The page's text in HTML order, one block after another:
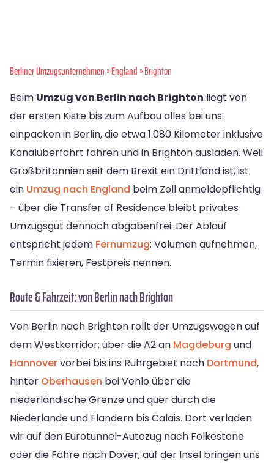
Berliner Umzugsunternehmen»England» Brighton
Beim Umzug von Berlin nach Brighton liegt von
der ersten Kiste bis zum Aufbau alles bei uns:
einpacken in Berlin, die etwa 1.080 Kilometer inklusive
Kanalüberfahrt fahren und in Brighton ausladen. Weil
Großbritannien seit dem Brexit ein Drittland ist, ist
ein Umzug nach England beim Zoll anmeldepflichtig
– über die Transfer of Residence bleibt privates
Umzugsgut dennoch abgabenfrei. Der Ablauf
entspricht jedem Fernumzug: Volumen aufnehmen,
Termin fixieren, Festpreis nennen.
Route & Fahrzeit: von Berlin nach Brighton
Von Berlin nach Brighton rollt der Umzugswagen auf
dem Westkorridor: über die A2 an Magdeburg und
Hannovervorbei bis ins Ruhrgebiet nach Dortmund,
hinter Oberhausen bei Venlo über die
niederländische Grenze und quer durch die
Niederlande und Flandern bis Calais. Dort verladen
wir auf den Eurotunnel-Autozug nach Folkestone
oder die Fähre nach Dover; auf der Insel bringen uns